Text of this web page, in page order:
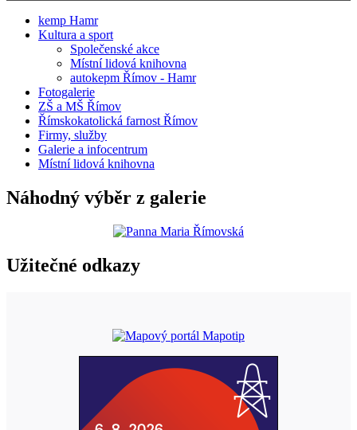
kemp Hamr
Kultura a sport
Společenské akce
Místní lidová knihovna
autokepm Římov - Hamr
Fotogalerie
ZŠ a MŠ Římov
Římskokatolická farnost Římov
Firmy, služby
Galerie a infocentrum
Místní lidová knihovna
Náhodný výběr z galerie
Užitečné odkazy